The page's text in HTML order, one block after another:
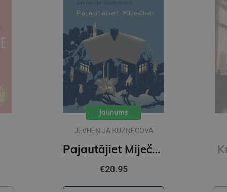
Jaunums
JEVHEŅIJA KUZŅECOVA
Pajautājiet Miječkai
€20.95